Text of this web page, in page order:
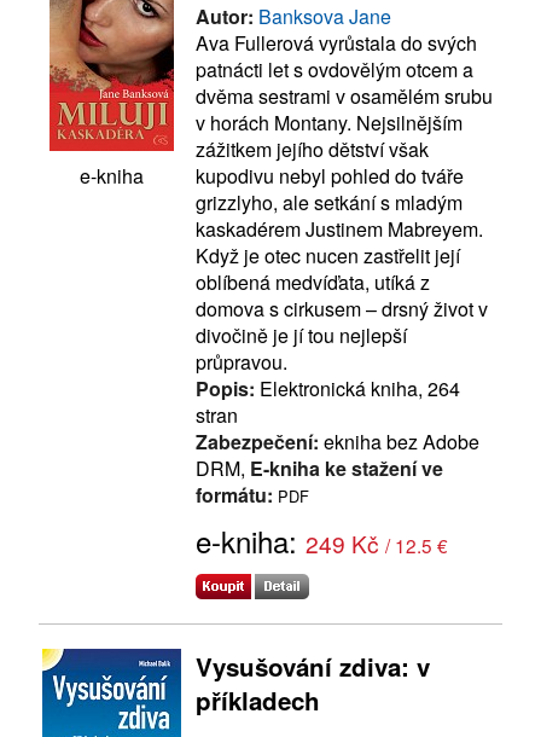
e-kniha
Autor: Banksova Jane
Ava Fullerová vyrůstala do svých
patnácti let s ovdovělým otcem a
dvěma sestrami v osamělém srubu
v horách Montany. Nejsilnějším
zážitkem jejího dětství však
kupodivu nebyl pohled do tváře
grizzlyho, ale setkání s mladým
kaskadérem Justinem Mabreyem.
Když je otec nucen zastřelit její
oblíbená medvíďata, utíká z
domova s cirkusem – drsný život v
divočině je jí tou nejlepší
průpravou.
Popis: Elektronická kniha, 264
stran
Zabezpečení: ekniha bez Adobe
DRM, E-kniha ke stažení ve
formátu: PDF
e-kniha: 249 Kč / 12.5 €
Vysušování zdiva: v
příkladech